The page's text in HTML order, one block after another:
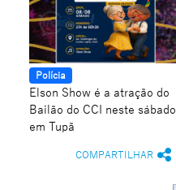
Polícia
Elson Show é a atração do
Bailão do CCI neste sábado
em Tupã
COMPARTILHAR